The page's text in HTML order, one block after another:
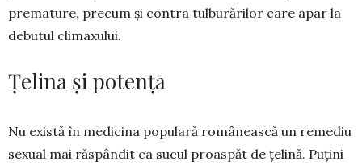
pre­mature, precum și con­tra tulburărilor care apar la
de­butul climaxului.
Țelina și potența
Nu există în medicina populară românească un remediu
sexual mai răspândit ca sucul proaspăt de țelină. Puțini